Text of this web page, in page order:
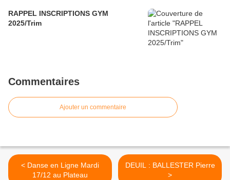
RAPPEL INSCRIPTIONS GYM
2025/Trim
Commentaires
Ajouter un commentaire
< Danse en Ligne Mardi
17/12 au Plateau
DEUIL : BALLESTER Pierre
>